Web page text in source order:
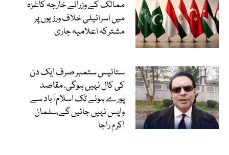
ممالک کے وزرائے خارجہ کاغزہ
میں اسرائیلی خلاف ورزیوں پر
مشترکہ اعلامیہ جاری
ستائیس ستمبر صرف ایک دن
کی کال نہیں ہوگی، مقاصد
پورے ہونے تک اسلام آباد سے
واپس نہیں جائیں گے،سلمان
اکرم راجا